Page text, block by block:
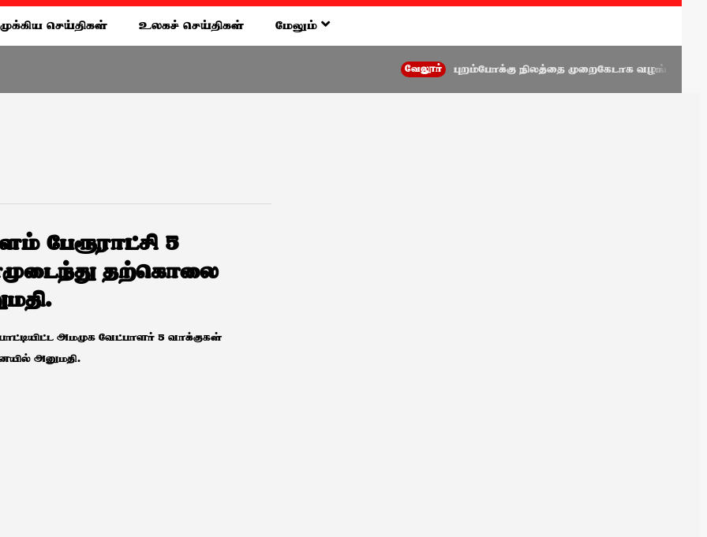
முக்கிய செய்திகள் உலகச் செய்திகள் மேலும்
வேலூர் புறம்போக்கு நிலத்தை முறைகேடாக வழங்கிய
பேரூராட்சி 5
தற்கொலை
அமமுக வேட்பாளர் 5 வாக்குகள்
அனுமதி.